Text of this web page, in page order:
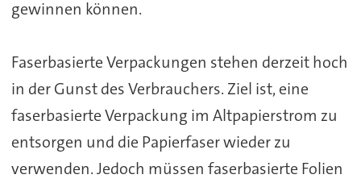
gewinnen können.
Faserbasierte Verpackungen stehen derzeit hoch
in der Gunst des Verbrauchers. Ziel ist, eine
faserbasierte Verpackung im Altpapierstrom zu
entsorgen und die Papierfaser wieder zu
verwenden. Jedoch müssen faserbasierte Folien